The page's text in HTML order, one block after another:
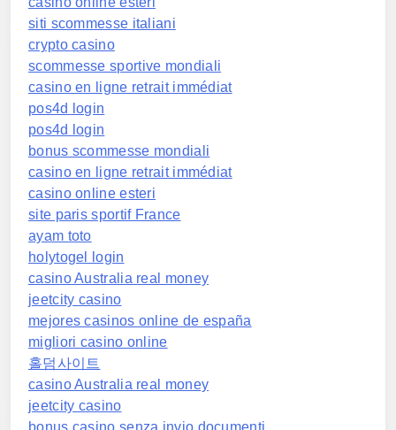
siti scommesse italiani
crypto casino
scommesse sportive mondiali
casino en ligne retrait immédiat
pos4d login
pos4d login
bonus scommesse mondiali
casino en ligne retrait immédiat
casino online esteri
site paris sportif France
ayam toto
holytogel login
casino Australia real money
jeetcity casino
mejores casinos online de españa
migliori casino online
홀덤사이트
casino Australia real money
jeetcity casino
bonus casino senza invio documenti